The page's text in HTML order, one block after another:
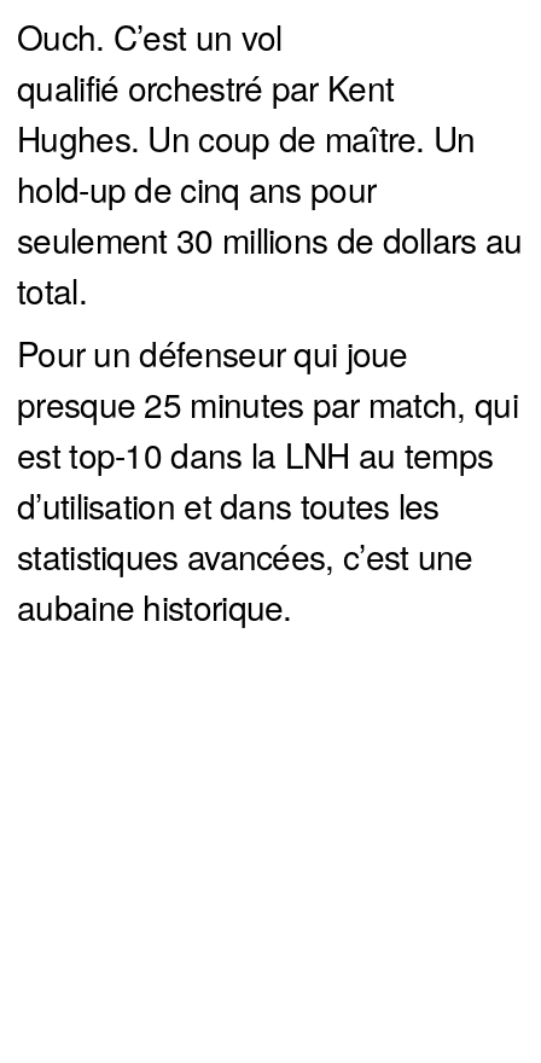
Ouch. C’est un vol
qualifié orchestré par Kent
Hughes. Un coup de maître. Un
hold-up de cinq ans pour
seulement 30 millions de dollars au
total.
Pour un défenseur qui joue
presque 25 minutes par match, qui
est top-10 dans la LNH au temps
d’utilisation et dans toutes les
statistiques avancées, c’est une
aubaine historique.